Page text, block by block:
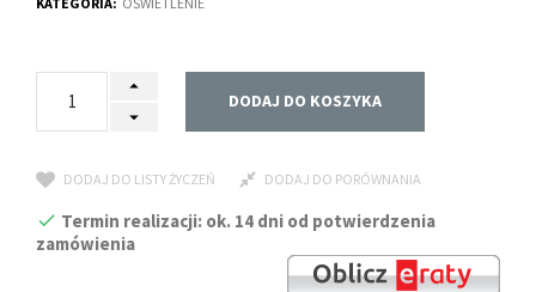
DODAJ DO KOSZYKA
DODAJ DO LISTY ŻYCZEŃ DODAJ DO PORÓWNANIA
Termin realizacji: ok. 14 dni od potwierdzenia
zamówienia